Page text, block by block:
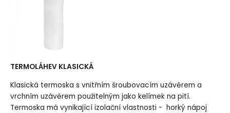
TERMOLÁHEV KLASICKÁ
Klasická termoska s vnitřním šroubovacím uzávěrem a
vrchním uzávěrem použitelným jako kelímek na pití.
Termoska má vynikající izolační vlastnosti - horký nápoj